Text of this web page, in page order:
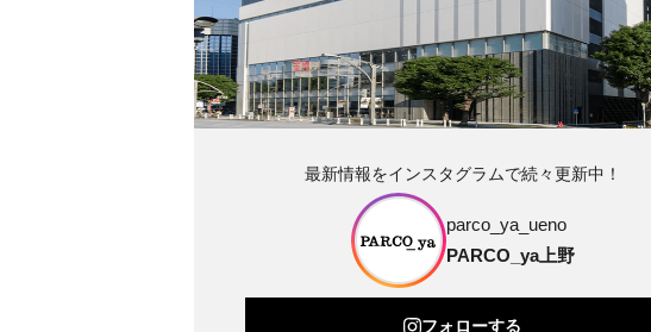
最新情報をインスタグラムで続々更新中！
parco_ya_ueno
PARCO_ya上野
フォローする